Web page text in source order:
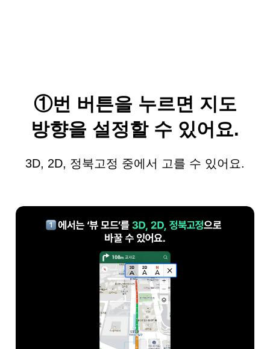
①번 버튼을 누르면 지도
방향을 설정할 수 있어요.
3D, 2D, 정북고정 중에서 고를 수 있어요.